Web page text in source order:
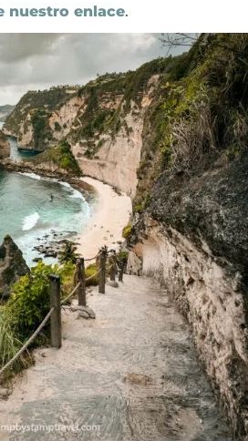
nuestro enlace.